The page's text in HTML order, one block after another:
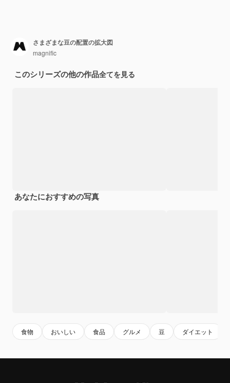
さまざまな豆の配置の拡大図
magnific
このシリーズの他の作品全てを見る
あなたにおすすめの写真
食物 おいしい 食品 グルメ 豆 ダイエット